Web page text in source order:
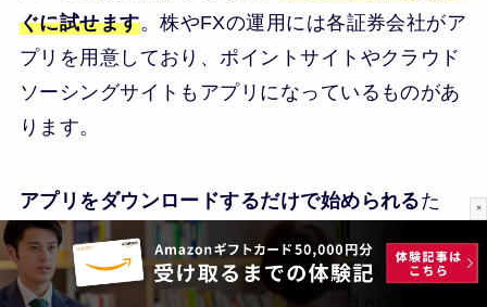
ぐに試せます。株やFXの運用には各証券会社がア
プリを用意しており、ポイントサイトやクラウド
ソーシングサイトもアプリになっているものがあ
ります。
アプリをダウンロードするだけで始められるた
め、気軽に取り組めるのが特徴です。「自分には
向いていない」と思えば、削除して終わりにでき
×